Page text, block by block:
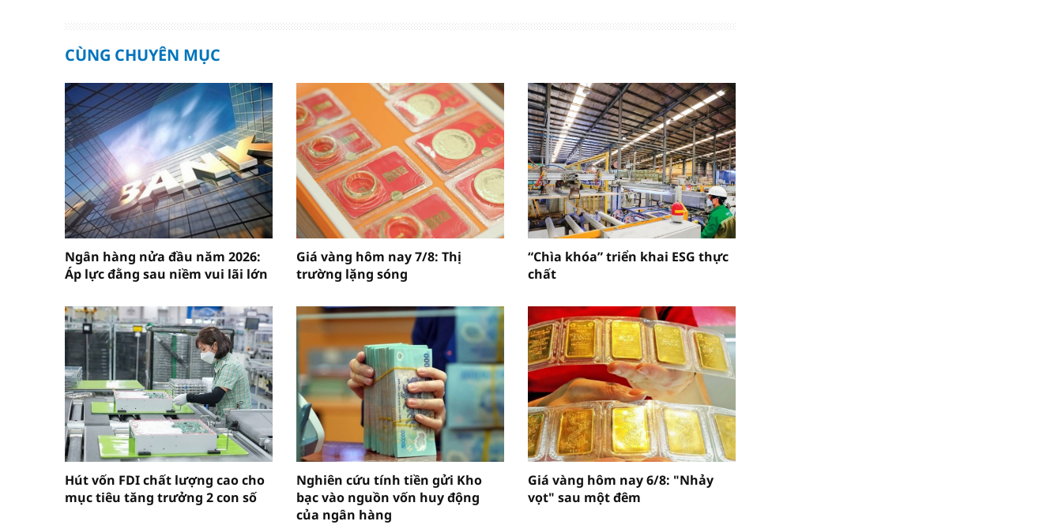
CÙNG CHUYÊN MỤC
Ngân hàng nửa đầu năm 2026:
Áp lực đằng sau niềm vui lãi lớn
Giá vàng hôm nay 7/8: Thị
trường lặng sóng
“Chìa khóa” triển khai ESG thực
chất
Hút vốn FDI chất lượng cao cho
mục tiêu tăng trưởng 2 con số
Nghiên cứu tính tiền gửi Kho
bạc vào nguồn vốn huy động
của ngân hàng
Giá vàng hôm nay 6/8: "Nhảy
vọt" sau một đêm